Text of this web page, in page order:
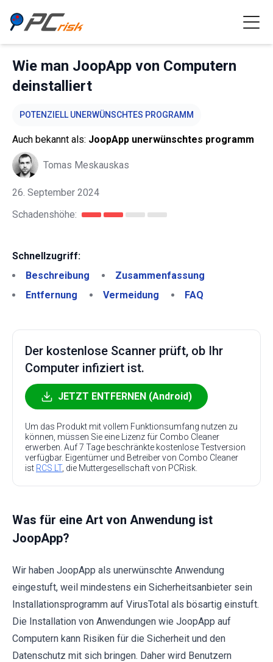
Wie man JoopApp von Computern
deinstalliert
POTENZIELL UNERWÜNSCHTES PROGRAMM
Auch bekannt als: JoopApp unerwünschtes programm
Tomas Meskauskas
26. September 2024
Schadenshöhe:
Schnellzugriff:
Beschreibung
Zusammenfassung
Entfernung
Vermeidung FAQ
Der kostenlose Scanner prüft, ob Ihr
Computer infiziert ist.
JETZT ENTFERNEN (Android)
Um das Produkt mit vollem Funktionsumfang nutzen zu
können, müssen Sie eine Lizenz für Combo Cleaner
erwerben. Auf 7 Tage beschränkte kostenlose Testversion
verfügbar. Eigentümer und Betreiber von Combo Cleaner
ist RCS LT, die Muttergesellschaft von PCRisk.
Was für eine Art von Anwendung ist
JoopApp?
Wir haben JoopApp als unerwünschte Anwendung
eingestuft, weil mindestens ein Sicherheitsanbieter sein
Installationsprogramm auf VirusTotal als bösartig einstuft.
Die Installation von Anwendungen wie JoopApp auf
Computern kann Risiken für die Sicherheit und den
Datenschutz mit sich bringen. Daher wird Benutzern